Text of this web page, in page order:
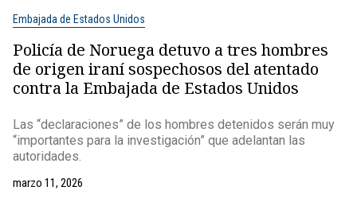
Embajada de Estados Unidos
Policía de Noruega detuvo a tres hombres
de origen iraní sospechosos del atentado
contra la Embajada de Estados Unidos
Las “declaraciones” de los hombres detenidos serán muy
“importantes para la investigación” que adelantan las
autoridades.
marzo 11, 2026